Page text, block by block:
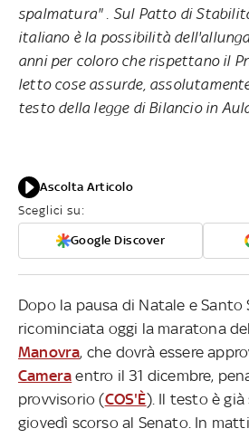
spalmatura" . Sul Patto di
italiano è la possibilità
anni per coloro che rispettano il
letto cose assurde,
testo della legge di Bilancio in
Ascolta Articolo
Sceglici su:
Google Discover
Dopo la pausa di Natale e Santo
ricominciata oggi la maratona
Manovra, che dovrà essere
Camera entro il 31 dicembre,
provvisorio (COS'È). Il testo è
giovedì scorso al Senato. In